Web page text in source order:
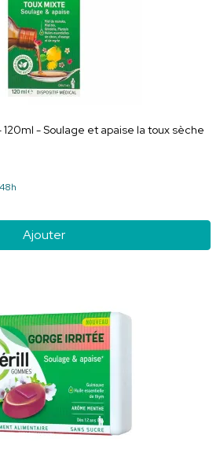
120ml - Soulage et apaise la toux sèche
Ajouter